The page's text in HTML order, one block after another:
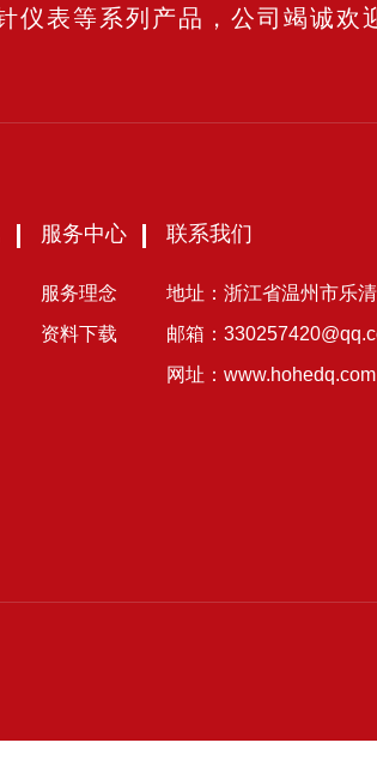
表等系列产品，公司竭诚
服务中心
服务理念
资料下载
联系我们
地址：浙江省温州市乐
邮箱：
网址： www.hohedq.com